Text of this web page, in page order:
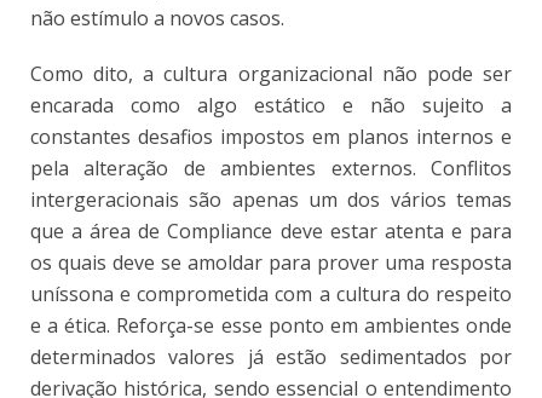
não estímulo a novos casos.
Como dito, a cultura organizacional não pode ser
encarada como algo estático e não sujeito a
constantes desafios impostos em planos internos e
pela alteração de ambientes externos. Conflitos
intergeracionais são apenas um dos vários temas
que a área de Compliance deve estar atenta e para
os quais deve se amoldar para prover uma resposta
uníssona e comprometida com a cultura do respeito
e a ética. Reforça-se esse ponto em ambientes onde
determinados valores já estão sedimentados por
derivação histórica, sendo essencial o entendimento